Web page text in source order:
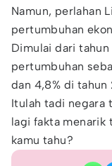
Namun, perlahan
pertumbuhan
Dimulai dari
pertumbuhan
dan 4,8% di tahun
Itulah tadi negara
lagi fakta menarik
kamu tahu?